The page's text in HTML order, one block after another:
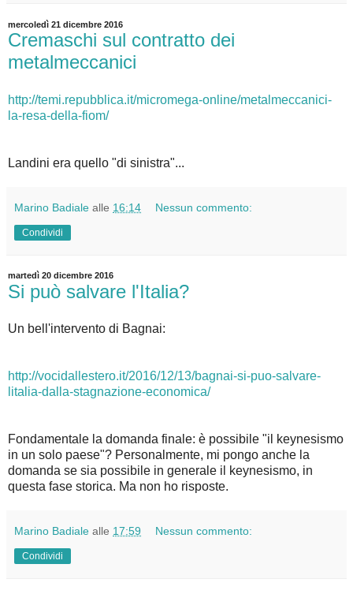
mercoledì 21 dicembre 2016
Cremaschi sul contratto dei
metalmeccanici
http://temi.repubblica.it/micromega-online/metalmeccanici-
la-resa-della-fiom/
Landini era quello "di sinistra"...
Marino Badiale alle 16:14 Nessun commento:
Condividi
martedì 20 dicembre 2016
Si può salvare l'Italia?
Un bell'intervento di Bagnai:
http://vocidallestero.it/2016/12/13/bagnai-si-puo-salvare-
litalia-dalla-stagnazione-economica/
Fondamentale la domanda finale: è possibile "il keynesismo
in un solo paese"? Personalmente, mi pongo anche la
domanda se sia possibile in generale il keynesismo, in
questa fase storica. Ma non ho risposte.
Marino Badiale alle 17:59 Nessun commento:
Condividi